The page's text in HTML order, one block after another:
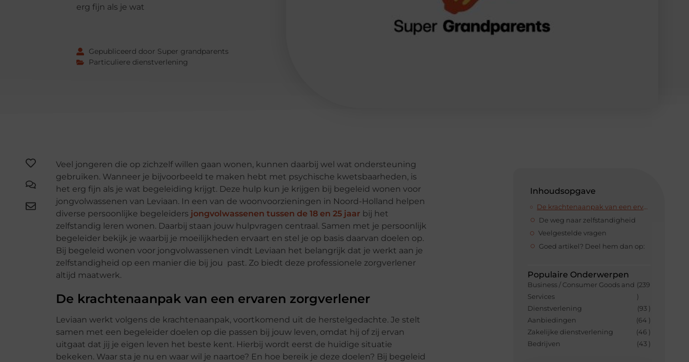
erg fijn als je wat
Gepubliceerd door Super grandparents
Particuliere dienstverlening
Inhoudsopgave
De krachtenaanpak van een ervaren zorgverlener
De weg naar zelfstandigheid
Veelgestelde vragen
Goed artikel? Deel hem dan op:
Populaire Onderwerpen
Business / Consumer Goods and
Services
(239
)
Dienstverlening
(93 )
Aanbiedingen
(64 )
Zakelijke dienstverlening
(46 )
Bedrijven
(43 )
Veel jongeren die op zichzelf willen gaan wonen, kunnen daarbij wel wat ondersteuning
gebruiken. Wanneer je bijvoorbeeld te maken hebt met psychische kwetsbaarheden, is
het erg fijn als je wat begeleiding krijgt. Deze hulp kun je krijgen bij begeleid wonen voor
jongvolwassenen van Leviaan. In een van de woonvoorzieningen in Noord-Holland helpen
diverse persoonlijke begeleiders jongvolwassenen tussen de 18 en 25 jaar bij het
zelfstandig leren wonen. Daarbij staan jouw hulpvragen centraal. Samen met je persoonlijk
begeleider bekijk je waarbij je moeilijkheden ervaart en stel je op basis daarvan doelen op.
Bij begeleid wonen voor jongvolwassenen vindt Leviaan het belangrijk dat je werkt aan je
zelfstandigheid op een manier die bij jou past. Zo biedt deze professionele zorgverlener
altijd maatwerk.
De krachtenaanpak van een ervaren zorgverlener
Leviaan werkt volgens de krachtenaanpak, voortkomend uit de herstelgedachte. Je stelt
samen met een begeleider doelen op die passen bij jouw leven, omdat hij of zij ervan
uitgaat dat jij je eigen leven het beste kent. Hierbij wordt eerst de huidige situatie
bekeken. Waar sta je nu en waar wil je naartoe? En hoe bereik je deze doelen? Bij begeleid